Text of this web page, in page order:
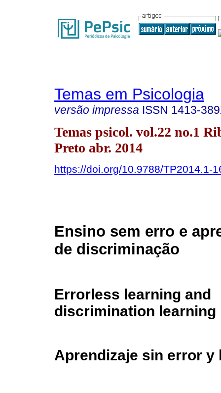
Temas em Psicologia
versão impressa ISSN 1413-
Temas psicol. vol.22 no.1
Preto abr. 2014
https://doi.org/10.9788/TP2014.1-
Ensino sem erro e
de discriminação
Errorless learning and
discrimination learning
Aprendizaje sin error